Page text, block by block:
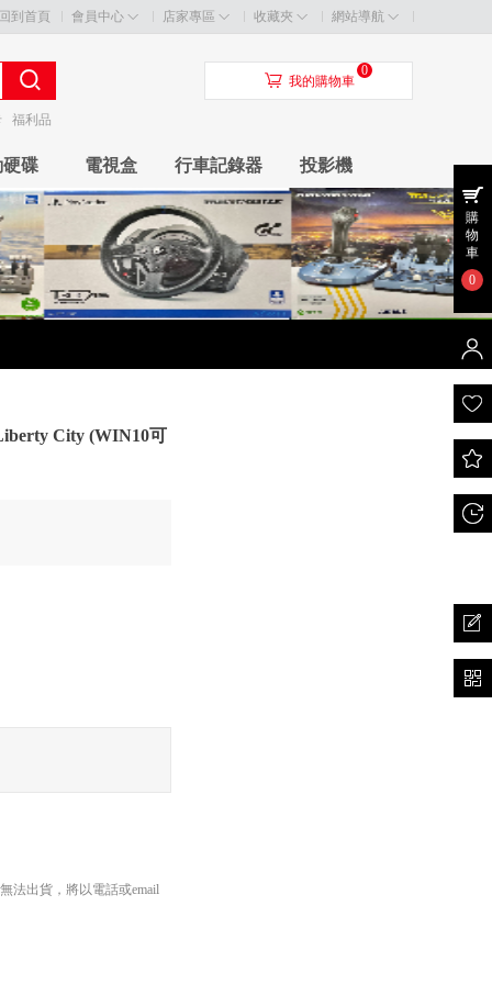
到首頁 會員中心 店家專區 收藏夾 網站導航
福利品
󰃦 我的購物車
0
碟 電視盒 行車記錄器 投影機
City (WIN10可
法出貨，將以電話或email
購
物
車
0